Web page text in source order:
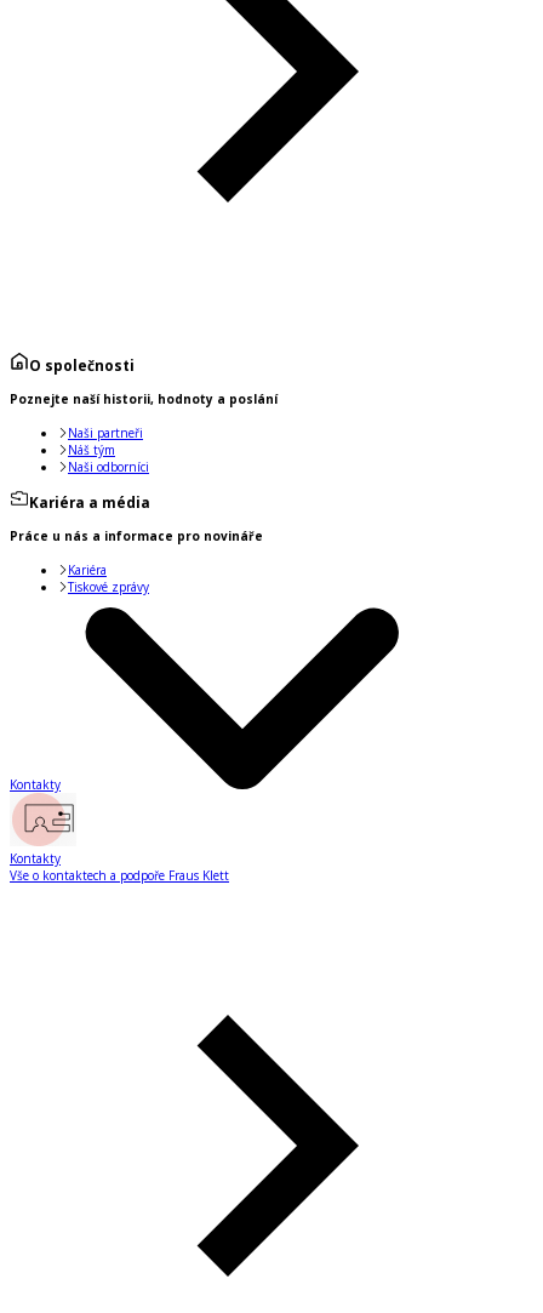
O společnosti
Poznejte naší historii, hodnoty a poslání
Naši partneři
Náš tým
Naši odborníci
Kariéra a média
Práce u nás a informace pro novináře
Kariéra
Tiskové zprávy
Kontakty
Kontakty
Vše o kontaktech a podpoře Fraus Klett